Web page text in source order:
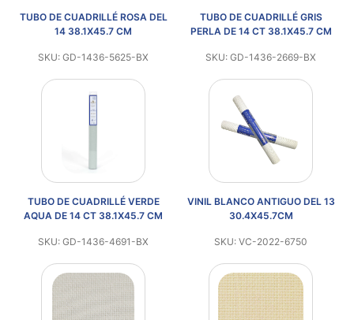
TUBO DE CUADRILLÉ ROSA DEL
14 38.1X45.7 CM
SKU: GD-1436-5625-BX
TUBO DE CUADRILLÉ GRIS
PERLA DE 14 CT 38.1X45.7 CM
SKU: GD-1436-2669-BX
TUBO DE CUADRILLÉ VERDE
AQUA DE 14 CT 38.1X45.7 CM
SKU: GD-1436-4691-BX
VINIL BLANCO ANTIGUO DEL 13
30.4X45.7CM
SKU: VC-2022-6750